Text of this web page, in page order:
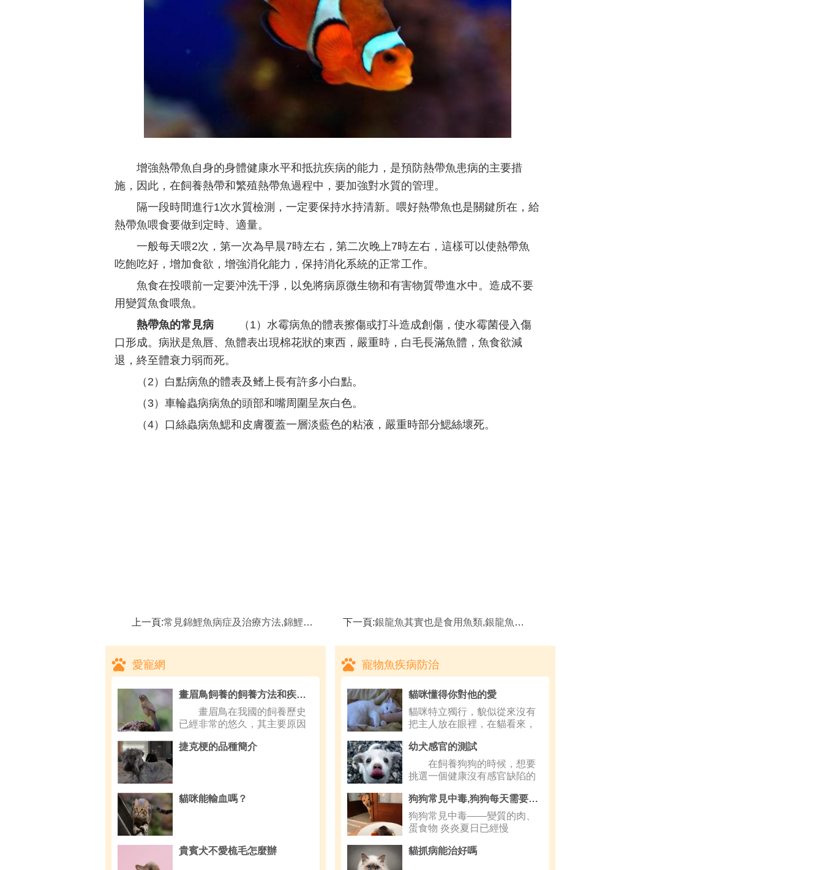
增強熱帶魚自身的身體健康水平和抵抗疾病的能力，是預防熱帶魚患病的主要措
施，因此，在飼養熱帶和繁殖熱帶魚過程中，要加強對水質的管理。
隔一段時間進行1次水質檢測，一定要保持水持清新。喂好熱帶魚也是關鍵所在，給
熱帶魚喂食要做到定時、適量。
一般每天喂2次，第一次為早晨7時左右，第二次晚上7時左右，這樣可以使熱帶魚
吃飽吃好，增加食欲，增強消化能力，保持消化系統的正常工作。
魚食在投喂前一定要沖洗干淨，以免將病原微生物和有害物質帶進水中。造成不要
用變質魚食喂魚。
熱帶魚的常見病
（1）水霉病魚的體表擦傷或打斗造成創傷，使水霉菌侵入傷
口形成。病狀是魚唇、魚體表出現棉花狀的東西，嚴重時，白毛長滿魚體，魚食欲減
退，終至體衰力弱而死。
（2）白點病魚的體表及鳍上長有許多小白點。
（3）車輪蟲病病魚的頭部和嘴周圍呈灰白色。
（4）口絲蟲病魚鰓和皮膚覆蓋一層淡藍色的粘液，嚴重時部分鰓絲壞死。
上一頁:常見錦鯉魚病症及治療方法,錦鯉魚水溫 下一頁:銀龍魚其實也是食用魚類,銀龍魚可以食用嗎
愛寵網
畫眉鳥飼養的飼養方法和疾病預防
畫眉鳥在我國的飼養歷史
已經非常的悠久，其主要原因
捷克梗的品種簡介
貓咪能輸血嗎？
貴賓犬不愛梳毛怎麼辦
寵物魚疾病防治
貓咪懂得你對他的愛
貓咪特立獨行，貌似從來沒有
把主人放在眼裡，在貓看來，
幼犬感官的測試
在飼養狗狗的時候，想要
挑選一個健康沒有感官缺陷的
狗狗常見中毒,狗狗每天需要多少鹽
狗狗常見中毒——變質的肉、
蛋食物 炎炎夏日已經慢
貓抓病能治好嗎